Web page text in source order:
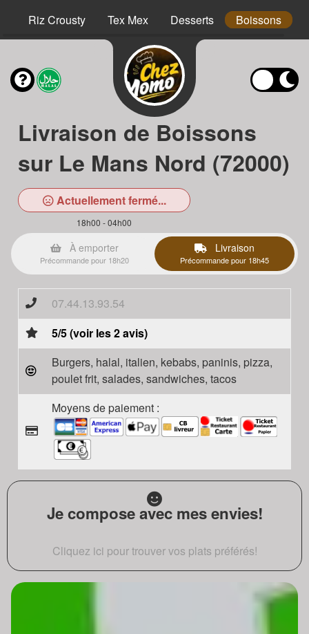
Riz Crousty Tex Mex Desserts Boissons
Livraison de Boissons
sur Le Mans Nord (72000)
Actuellement fermé...
18h00 - 04h00
À emporter
Précommande pour 18h20
Livraison
Précommande pour 18h45
07.44.13.93.54
5/5 (voir les 2 avis)
Burgers, halal, italien, kebabs, paninis, pizza,
poulet frit, salades, sandwiches, tacos
Moyens de paiement :
Je compose avec mes envies!
Cliquez ici pour trouver vos plats préférés!